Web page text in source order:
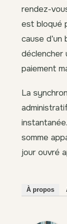
rendez-
est bloqué
cause
déclencher
paiement
La
somme
jour ouvré
À propos